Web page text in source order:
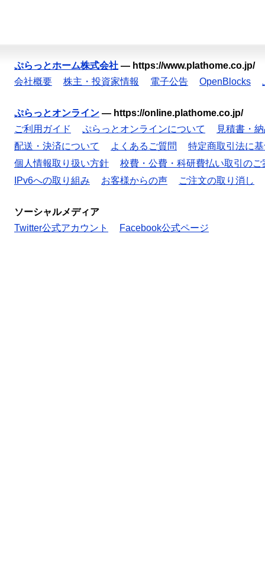
ぷらっとホーム株式会社 — https://www.plathome.co.jp/
会社概要
株主・投資家情報 電子公告 OpenBlocks
ぷらっとオンライン — https://online.plathome.co.jp/
ご利用ガイド
ぷらっとオンラインについて
見積書・
配送・決済について
よくあるご質問
特定商取引法に
個人情報取り扱い方針
校費・公費・科研費払い取引のご
IPv6への取り組み
お客様からの声 ご注文の取り消し
ソーシャルメディア
Twitter公式アカウント
Facebook公式ページ